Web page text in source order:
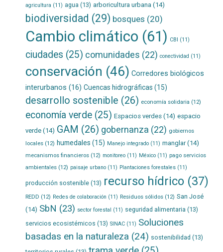
agricultura (11) agua (13) arboricultura urbana (14)
biodiversidad (29) bosques (20)
Cambio climático (61) CBI (11)
ciudades (25) comunidades (22) conectividad (11)
conservación (46) Corredores biológicos
interurbanos (16) Cuencas hidrográficas (15)
desarrollo sostenible (26) economía solidaria (12)
economía verde(25) Espacios verdes(14) espacio
verde(14) GAM (26) gobernanza (22) gobiernos
locales(12) humedales (15) Manejo integrado(11) manglar(14)
mecanismos financieros(12) monitoreo(11) México(11) pago servicios
ambientales(12) paisaje urbano(11) Plantaciones forestales(11)
producción sostenible(13) recurso hídrico(37)
REDD (12) Redes de colaboración (11) Residuos sólidos(12) San José
(14) SbN (23) sector forestal (11) seguridad alimentaria (13)
servicios ecosistémicos (13) SINAC(11) Soluciones
basadas en la naturaleza (24) sostenibilidad (13)